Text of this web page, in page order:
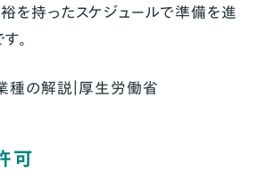
を持ったスケジュールで準備を進
。
種の解説｜厚生労働省
可